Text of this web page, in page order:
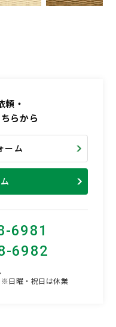
頼・
らから
ーム
6981
6982
日曜・祝日は休業